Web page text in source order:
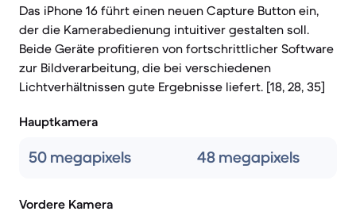
Das iPhone 16 führt einen neuen Capture Button ein,
der die Kamerabedienung intuitiver gestalten soll.
Beide Geräte profitieren von fortschrittlicher Software
zur Bildverarbeitung, die bei verschiedenen
Lichtverhältnissen gute Ergebnisse liefert. [18, 28, 35]
Hauptkamera
50 megapixels 48 megapixels
Vordere Kamera